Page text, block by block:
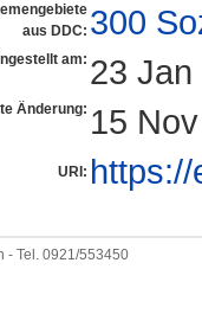
aus DDC: 300
am: 23
Änderung: 15
URI:
- Tel. 0921/553450